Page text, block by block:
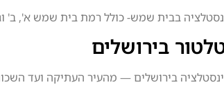
בבית שמש- כולל רמת בית שמש א', ב'
בירושלים
בירושלים — מהעיר העתיקה ועד